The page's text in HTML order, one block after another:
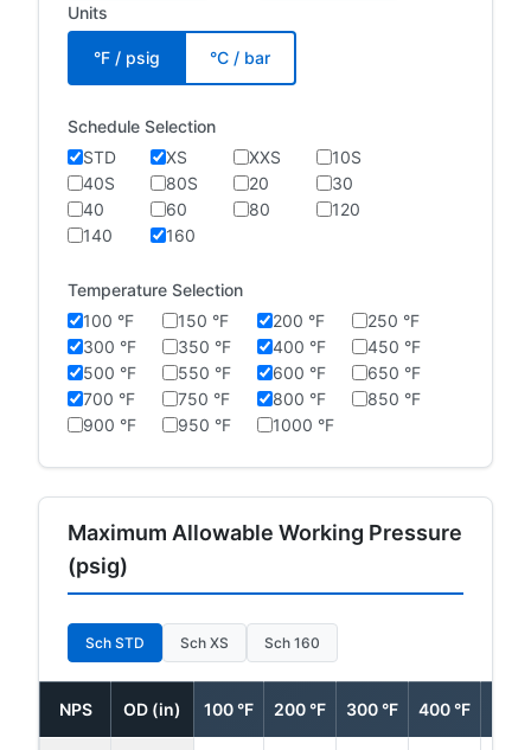
Units
°F / psig °C / bar
Schedule Selection
STD
XS XXS
10S
40S
80S 20
30
40
60 80
120
140
160
Temperature Selection
100 °F
150 °F 200 °F
250 °F
300 °F
350 °F 400 °F
450 °F
500 °F
550 °F 600 °F
650 °F
700 °F
750 °F 800 °F
850 °F
900 °F
950 °F 1000 °F
Maximum Allowable Working Pressure
(psig)
Sch STD Sch XS Sch 160
NPS OD (in) 100 °F 200 °F 300 °F 400 °F